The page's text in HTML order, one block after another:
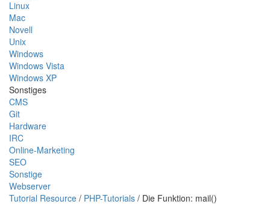
Linux
Mac
Novell
Unix
Windows
Windows Vista
Windows XP
Sonstiges
CMS
Git
Hardware
IRC
Online-Marketing
SEO
Sonstige
Webserver
Tutorial Resource / PHP-Tutorials / Die Funktion: mail()